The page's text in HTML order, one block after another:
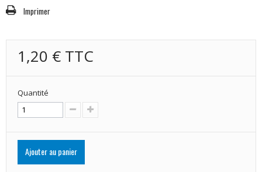
Imprimer
1,20 € TTC
Quantité
Ajouter au panier